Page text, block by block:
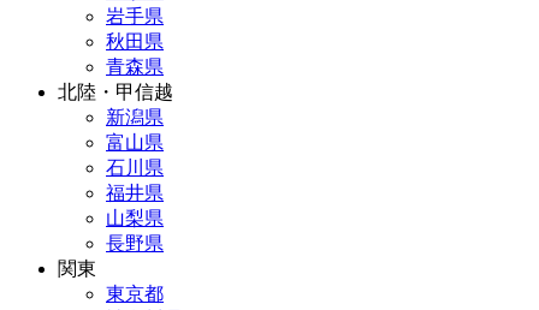
岩手県
秋田県
青森県
北陸・甲信越
新潟県
富山県
石川県
福井県
山梨県
長野県
関東
東京都